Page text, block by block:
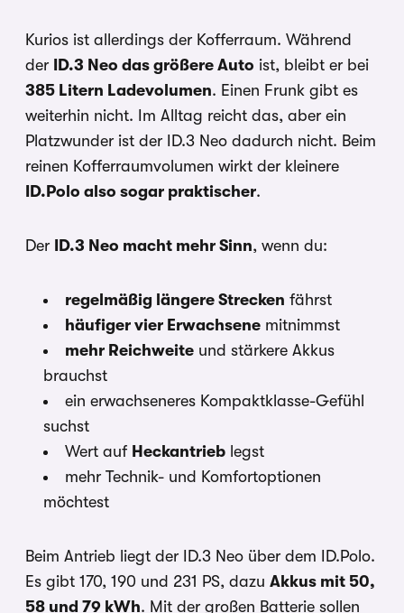
Kurios ist allerdings der Kofferraum. Während
der
ID.3 Neo das größere Auto ist, bleibt er bei
385 Litern Ladevolumen. Einen Frunk gibt es
weiterhin nicht. Im Alltag reicht das, aber ein
Platzwunder ist der ID.3 Neo dadurch nicht. Beim
reinen Kofferraumvolumen wirkt der kleinere
ID.Polo also sogar praktischer.
Der ID.3 Neo macht mehr Sinn, wenn du:
regelmäßig längere Strecken fährst
häufiger vier Erwachsene mitnimmst
mehr Reichweite und stärkere Akkus
brauchst
ein erwachseneres Kompaktklasse-Gefühl
suchst
Wert auf Heckantrieb legst
mehr Technik- und Komfortoptionen
möchtest
Beim Antrieb liegt der ID.3 Neo über dem ID.Polo.
Es gibt 170, 190 und 231 PS, dazu Akkus mit 50,
58 und 79 kWh. Mit der großen Batterie sollen